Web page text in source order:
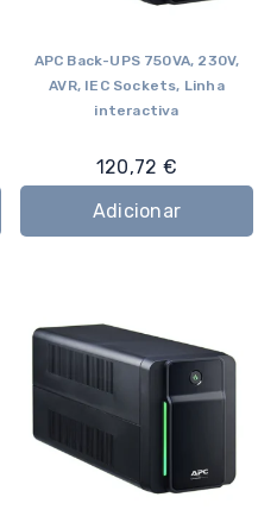
APC Back-UPS 750VA, 230V,
AVR, IEC Sockets, Linha
interactiva
120,72 €
Adicionar